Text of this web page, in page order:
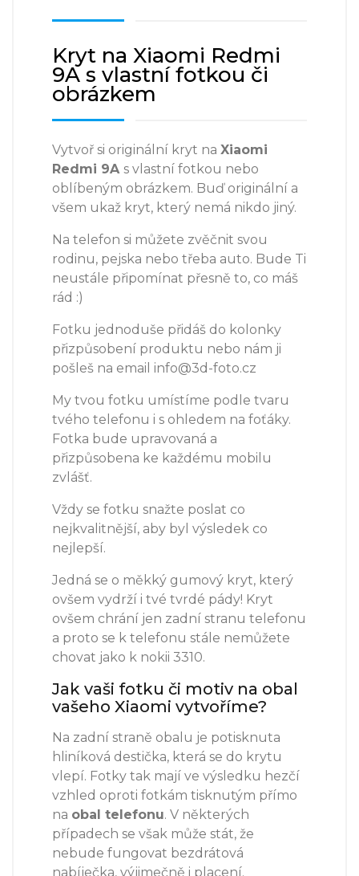
Kryt na Xiaomi Redmi
9A s vlastní fotkou či
obrázkem
Vytvoř si originální kryt na Xiaomi
Redmi 9A s vlastní fotkou nebo
oblíbeným obrázkem. Buď originální a
všem ukaž kryt, který nemá nikdo jiný.
Na telefon si můžete zvěčnit svou
rodinu, pejska nebo třeba auto. Bude Ti
neustále připomínat přesně to, co máš
rád :)
Fotku jednoduše přidáš do kolonky
přizpůsobení produktu nebo nám ji
pošleš na email info@3d-foto.cz
My tvou fotku umístíme podle tvaru
tvého telefonu i s ohledem na foťáky.
Fotka bude upravovaná a
přizpůsobena ke každému mobilu
zvlášť.
Vždy se fotku snažte poslat co
nejkvalitnější, aby byl výsledek co
nejlepší.
Jedná se o měkký gumový kryt, který
ovšem vydrží i tvé tvrdé pády! Kryt
ovšem chrání jen zadní stranu telefonu
a proto se k telefonu stále nemůžete
chovat jako k nokii 3310.
Jak vaši fotku či motiv na obal
vašeho Xiaomi vytvoříme?
Na zadní straně obalu je potisknuta
hliníková destička, která se do krytu
vlepí. Fotky tak mají ve výsledku hezčí
vzhled oproti fotkám tisknutým přímo
na obal telefonu. V některých
případech se však může stát, že
nebude fungovat bezdrátová
nabíječka, výjimečně i placení.